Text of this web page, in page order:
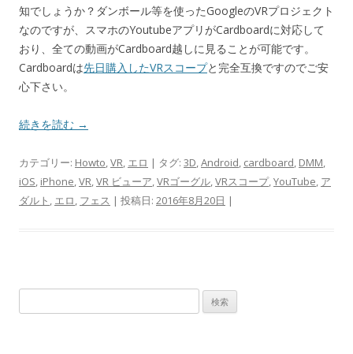
知でしょうか？ダンボール等を使ったGoogleのVRプロジェクト
なのですが、スマホのYoutubeアプリがCardboardに対応して
おり、全ての動画がCardboard越しに見ることが可能です。
Cardboardは先日購入したVRスコープと完全互換ですのでご安
心下さい。
続きを読む →
カテゴリー: Howto,VR, エロ | タグ: 3D,Android, cardboard, DMM,
iOS, iPhone,VR,VR ビューア,VRゴーグル,VRスコープ,YouTube, ア
ダルト , エロ, フェス | 投稿日: 2016年8月20日 |
索: